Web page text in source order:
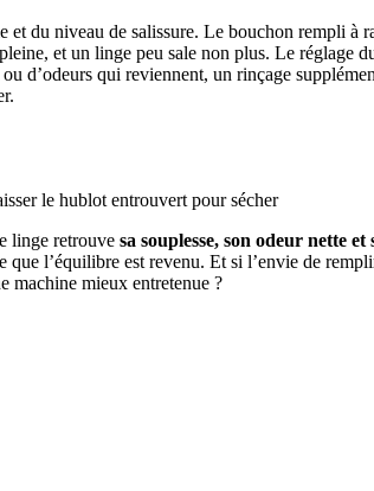
et du niveau de salissure. Le bouchon rempli
et un linge peu sale non plus. Le réglage
d’odeurs qui reviennent, un rinçage
le hublot entrouvert pour sécher
linge retrouve sa souplesse, son odeur nette et
l’équilibre est revenu. Et si l’envie de
machine mieux entretenue ?